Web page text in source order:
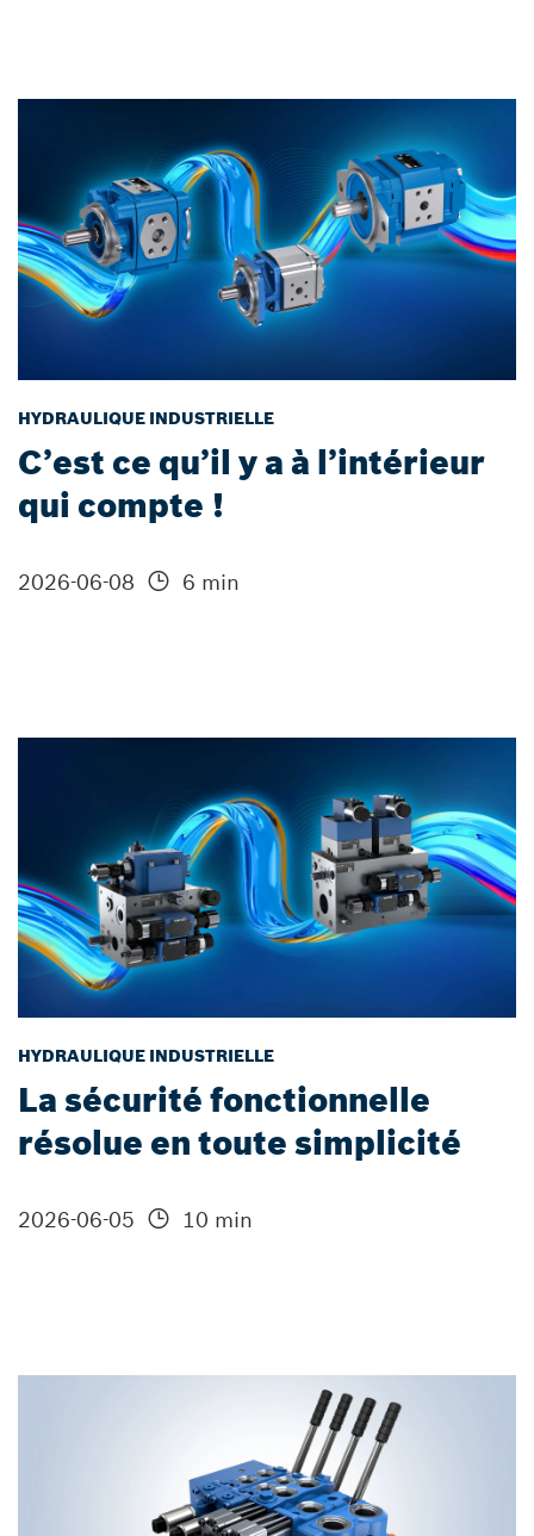
HYDRAULIQUE INDUSTRIELLE
C’est ce qu’il y a à l’intérieur
qui compte !
2026-06-08 6 min
HYDRAULIQUE INDUSTRIELLE
La sécurité fonctionnelle
résolue en toute simplicité
2026-06-05 10 min